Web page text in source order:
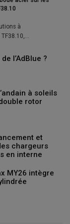
mieux le
tonne à
»
à
l’AdBlue ?
à soleils
rotor
et
chargeurs
en interne
MY26 intègre